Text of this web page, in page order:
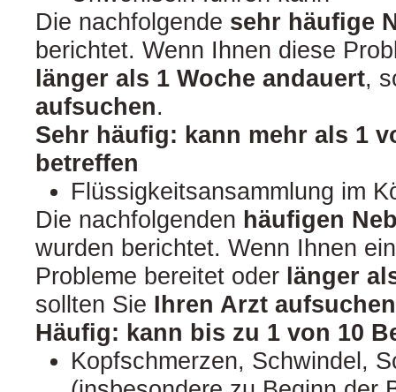
Die nachfolgende sehr häufige
berichtet. Wenn Ihnen diese
länger als 1 Woche andauert,
aufsuchen.
Sehr häufig: kann mehr als 1
betreffen
Flüssigkeitsansammlung im
Die nachfolgenden häufigen
wurden berichtet. Wenn Ihnen
Probleme bereitet oder länger
sollten Sie Ihren Arzt aufsuchen
Häufig: kann bis zu 1 von 10
Kopfschmerzen, Schwindel,